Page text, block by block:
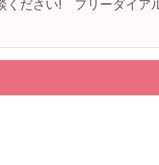
ください! フリーダイア